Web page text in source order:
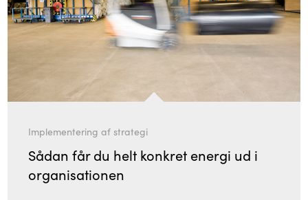
Implementering af strategi
Sådan får du helt konkret energi ud i
organisationen